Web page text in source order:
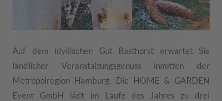
Auf dem idyllischen Gut Basthorst erwartet Sie
ländlicher Veranstaltungsgenuss inmitten der
Metropolregion Hamburg. Die HOME & GARDEN
Event GmbH lädt im Laufe des Jahres zu drei